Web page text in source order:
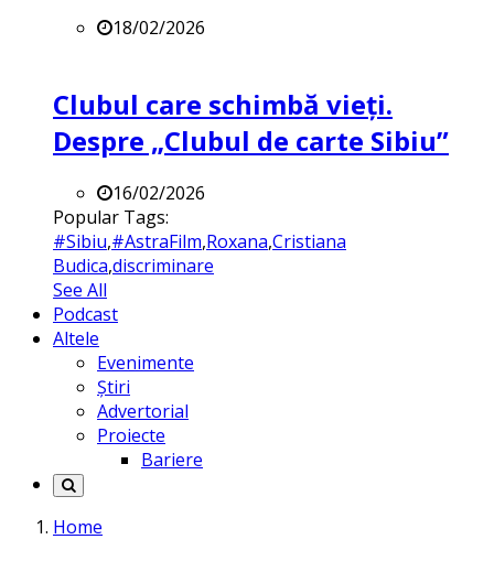
18/02/2026
Clubul care schimbă vieți.
Despre „Clubul de carte Sibiu”
16/02/2026
Popular Tags:
#Sibiu,#AstraFilm,Roxana,Cristiana
Budica,discriminare
See All
Podcast
Altele
Evenimente
Știri
Advertorial
Proiecte
Bariere
Home